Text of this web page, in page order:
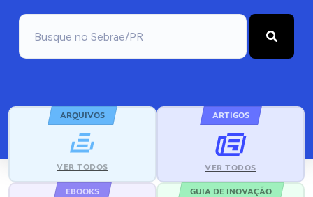
ARQUIVOS
VER TODOS
ARTIGOS
VER TODOS
EBOOKS GUIA DE INOVAÇÃO